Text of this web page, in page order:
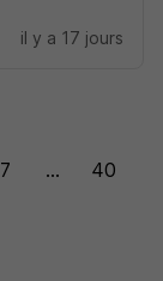
il y a 17 jours
7 ... 40